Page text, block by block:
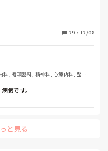
に本当にしんどいです。患
変したらと不安です。結構
涙が出ます。妊娠初期はみん
越えているのでしょうか？
29 ・ 12/08
科, 循環器科, 精神科, 心療内科, 整形
性期, 終末期
気です。
と見る